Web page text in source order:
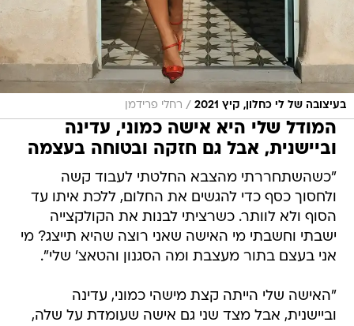
בעיצובה של לי כחלון, קיץ 2021 / רחלי פרידמן
המודל שלי היא אישה כמוני, עדינה
וביישנית, אבל גם חזקה ובטוחה בעצמה
"כשהשתחררתי מהצבא החלטתי לעבוד קשה
ולחסוך כסף כדי להגשים את החלום, ללכת איתו עד
הסוף ולא לוותר. כשרציתי לבנות את הקולקצייה
ישבתי וחשבתי מי האישה שאני רוצה שהיא תייצג? מי
אני בעצם בתור מעצבת ומה הסגנון והטאצ' שלי".
"האישה שלי הייתה קצת מישהי כמוני, עדינה
וביישנית, אבל מצד שני גם אישה שעומדת על שלה,